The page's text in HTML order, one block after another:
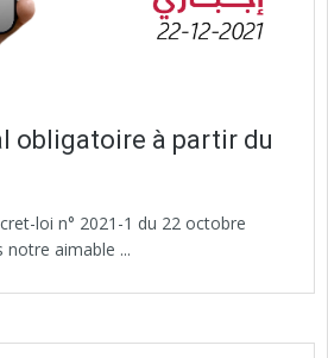
obligatoire à partir du
loi n° 2021-1 du 22 octobre
aimable ...